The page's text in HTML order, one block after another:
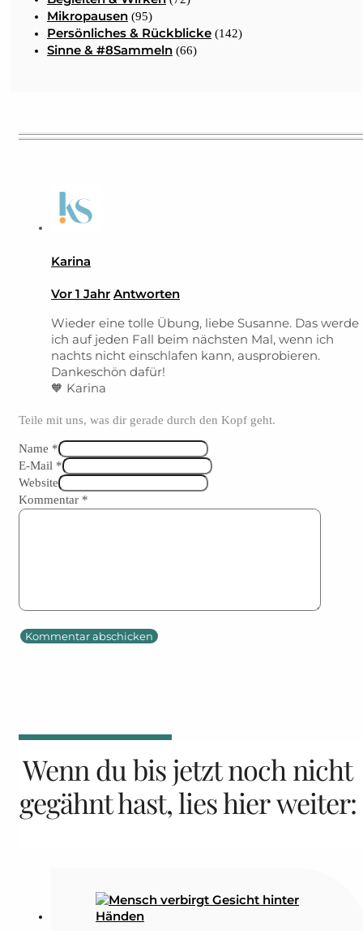
Mikropausen (95)
Persönliches & Rückblicke (142)
Sinne & #8Sammeln (66)
Karina
Vor 1 Jahr Antworten
Wieder eine tolle Übung, liebe Susanne. Das werde
ich auf jeden Fall beim nächsten Mal, wenn ich
nachts nicht einschlafen kann, ausprobieren.
Dankeschön dafür!
🧡 Karina
Teile mit uns, was dir gerade durch den Kopf geht.
Name *
E-Mail *
Website
Kommentar *
Wenn du bis jetzt noch nicht
gegähnt hast, lies hier weiter: